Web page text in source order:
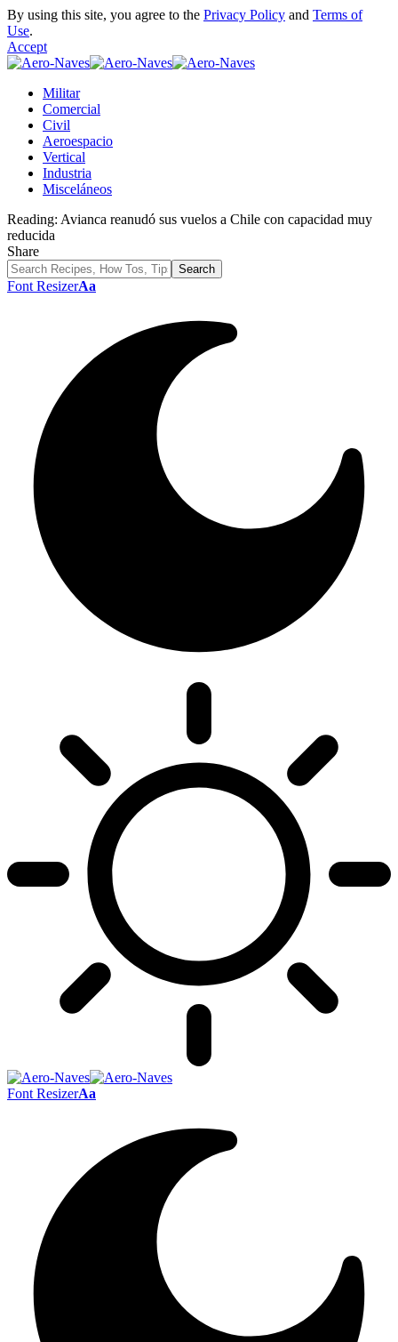
By using this site, you agree to the Privacy Policy and Terms of
Use.
Accept
Militar
Comercial
Civil
Aeroespacio
Vertical
Industria
Misceláneos
Reading: Avianca reanudó sus vuelos a Chile con capacidad muy
reducida
Share
Font ResizerAa
Font ResizerAa